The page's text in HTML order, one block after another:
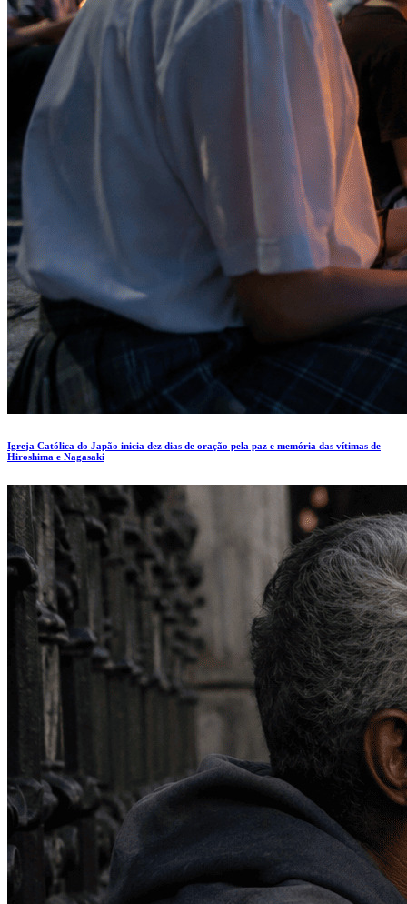
Igreja Católica do Japão inicia dez dias de oração pela paz e memória das vítimas de
Hiroshima e Nagasaki